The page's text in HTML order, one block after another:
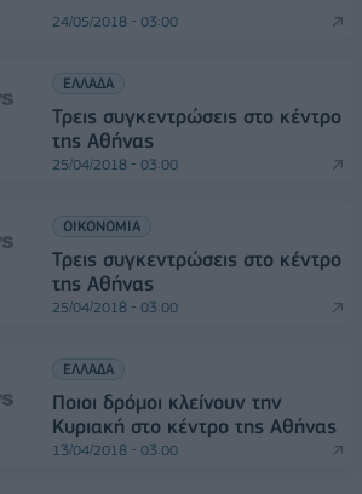
24/05/2018 - 03:00
ΕΛΛΑΔΑ
Τρεις συγκεντρώσεις στο κέντρο
της Αθήνας
25/04/2018 - 03:00
ΟΙΚΟΝΟΜΙΑ
Τρεις συγκεντρώσεις στο κέντρο
της Αθήνας
25/04/2018 - 03:00
ΕΛΛΑΔΑ
Ποιοι δρόμοι κλείνουν την
Κυριακή στο κέντρο της Αθήνας
13/04/2018 - 03:00